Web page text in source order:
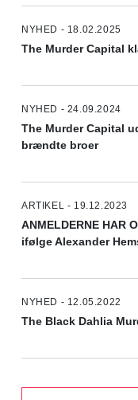
NYHED - 18.02.2025
The Murder Capital
NYHED - 24.09.2024
The Murder Capital
brændte broer
ARTIKEL - 19.12.2023
ANMELDERNE HAR
ifølge Alexander
NYHED - 12.05.2022
The Black Dahlia